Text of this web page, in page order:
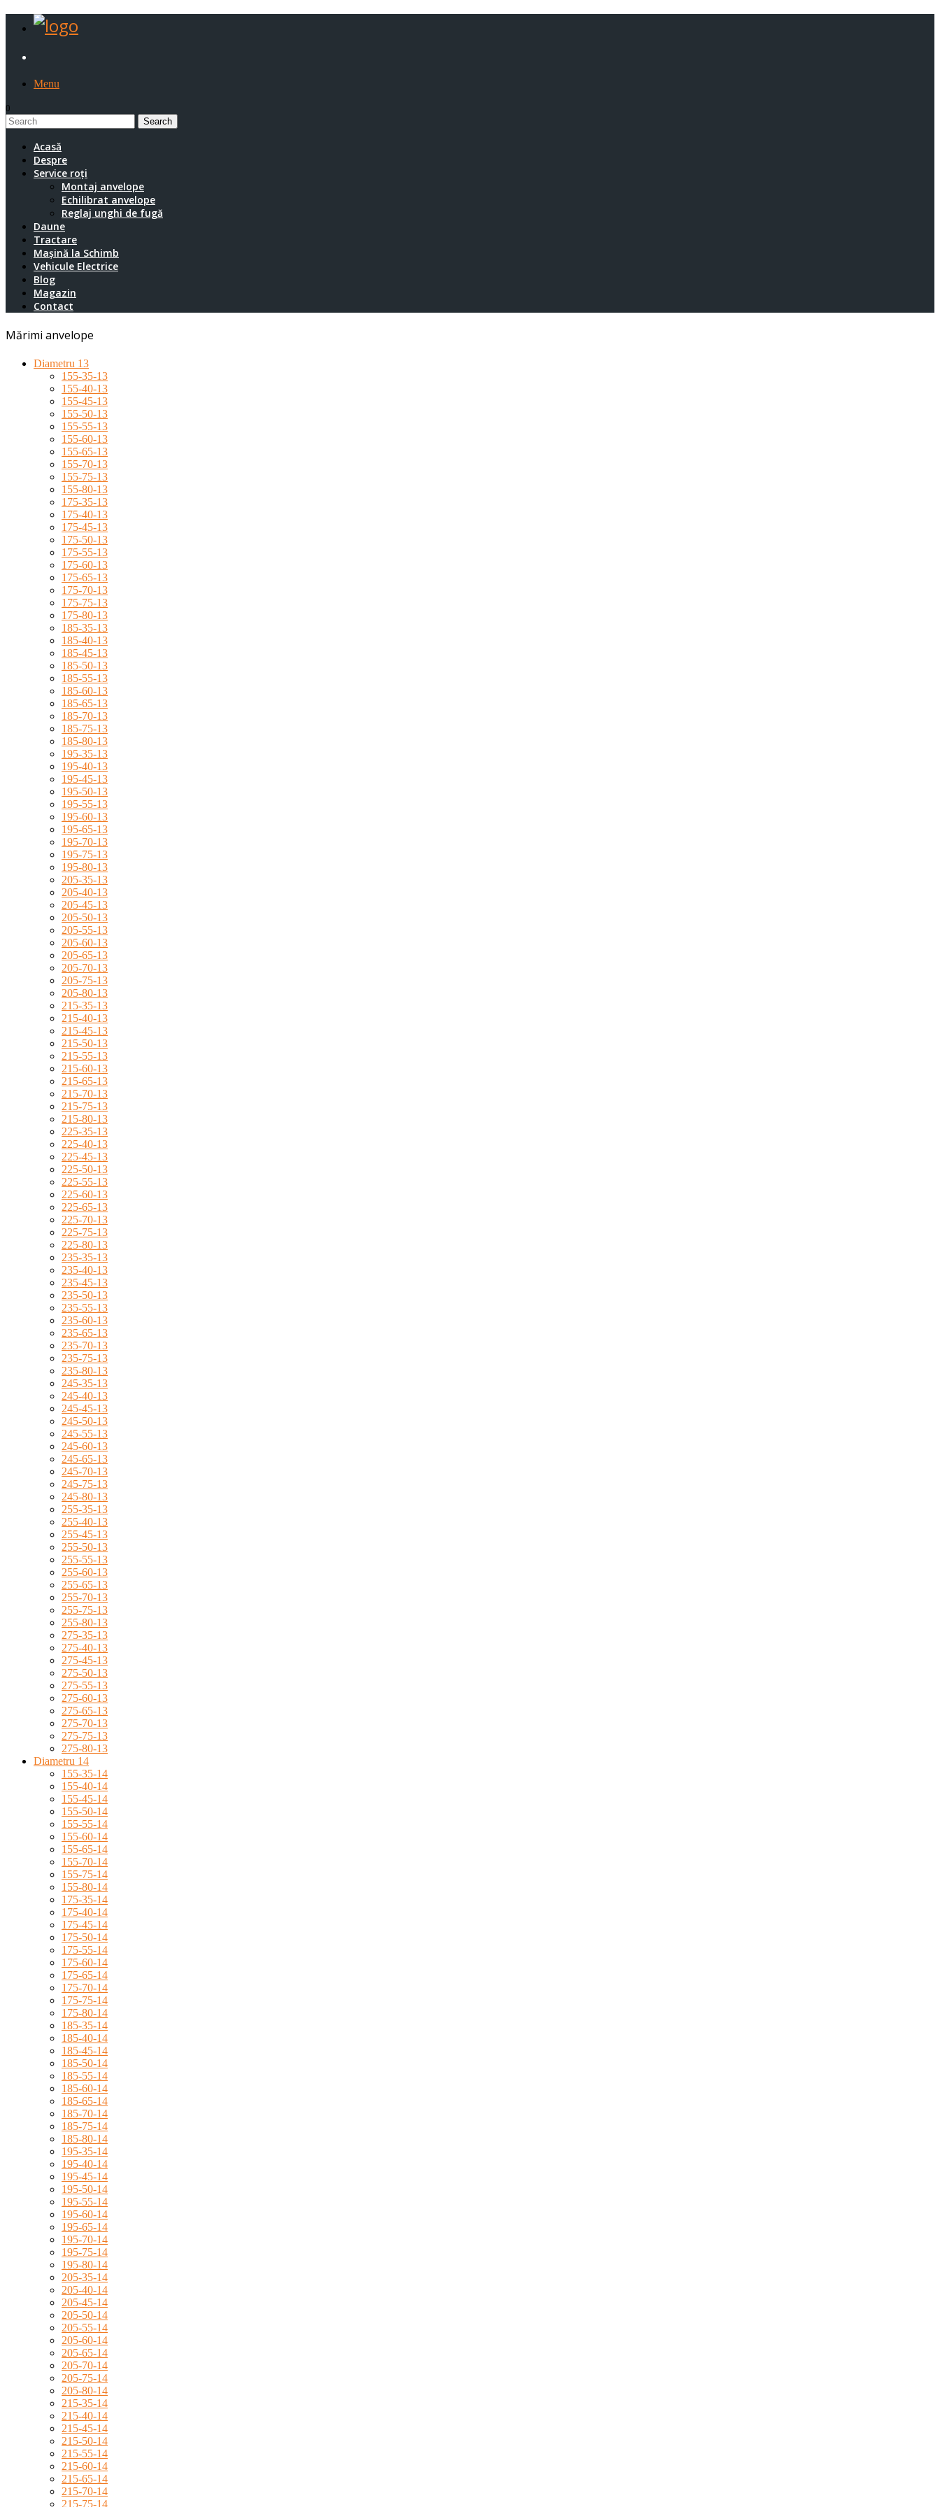
Menu
0
1
Acasă
Despre
Service roți
Montaj anvelope
Echilibrat anvelope
Reglaj unghi de fugă
Daune
Tractare
Mașină la Schimb
Vehicule Electrice
Blog
Magazin
Contact
Mărimi anvelope
Diametru 13
155-35-13
155-40-13
155-45-13
155-50-13
155-55-13
155-60-13
155-65-13
155-70-13
155-75-13
155-80-13
175-35-13
175-40-13
175-45-13
175-50-13
175-55-13
175-60-13
175-65-13
175-70-13
175-75-13
175-80-13
185-35-13
185-40-13
185-45-13
185-50-13
185-55-13
185-60-13
185-65-13
185-70-13
185-75-13
185-80-13
195-35-13
195-40-13
195-45-13
195-50-13
195-55-13
195-60-13
195-65-13
195-70-13
195-75-13
195-80-13
205-35-13
205-40-13
205-45-13
205-50-13
205-55-13
205-60-13
205-65-13
205-70-13
205-75-13
205-80-13
215-35-13
215-40-13
215-45-13
215-50-13
215-55-13
215-60-13
215-65-13
215-70-13
215-75-13
215-80-13
225-35-13
225-40-13
225-45-13
225-50-13
225-55-13
225-60-13
225-65-13
225-70-13
225-75-13
225-80-13
235-35-13
235-40-13
235-45-13
235-50-13
235-55-13
235-60-13
235-65-13
235-70-13
235-75-13
235-80-13
245-35-13
245-40-13
245-45-13
245-50-13
245-55-13
245-60-13
245-65-13
245-70-13
245-75-13
245-80-13
255-35-13
255-40-13
255-45-13
255-50-13
255-55-13
255-60-13
255-65-13
255-70-13
255-75-13
255-80-13
275-35-13
275-40-13
275-45-13
275-50-13
275-55-13
275-60-13
275-65-13
275-70-13
275-75-13
275-80-13
Diametru 14
155-35-14
155-40-14
155-45-14
155-50-14
155-55-14
155-60-14
155-65-14
155-70-14
155-75-14
155-80-14
175-35-14
175-40-14
175-45-14
175-50-14
175-55-14
175-60-14
175-65-14
175-70-14
175-75-14
175-80-14
185-35-14
185-40-14
185-45-14
185-50-14
185-55-14
185-60-14
185-65-14
185-70-14
185-75-14
185-80-14
195-35-14
195-40-14
195-45-14
195-50-14
195-55-14
195-60-14
195-65-14
195-70-14
195-75-14
195-80-14
205-35-14
205-40-14
205-45-14
205-50-14
205-55-14
205-60-14
205-65-14
205-70-14
205-75-14
205-80-14
215-35-14
215-40-14
215-45-14
215-50-14
215-55-14
215-60-14
215-65-14
215-70-14
215-75-14